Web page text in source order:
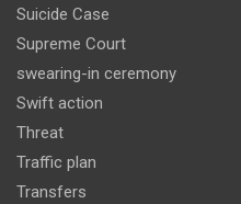
Suicide Case
Supreme Court
swearing-in ceremony
Swift action
Threat
Traffic plan
Transfers